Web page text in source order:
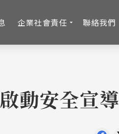
企業社會責任 聯絡我們
動安全宣導